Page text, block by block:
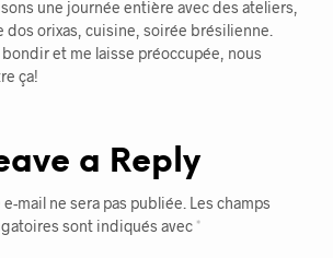
une journée entière avec des ateliers,
dos orixas, cuisine, soirée brésilienne.
et me laisse préoccupée, nous
ça!
a Reply
mail ne sera pas publiée. Les champs
sont indiqués avec *